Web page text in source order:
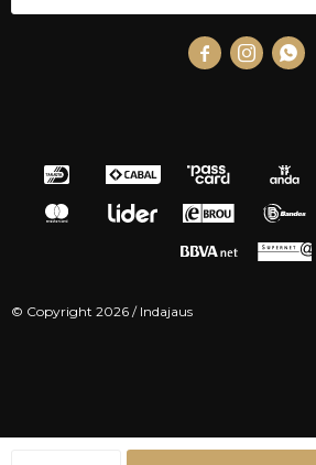
  
© Copyright 2026 / Indajaus